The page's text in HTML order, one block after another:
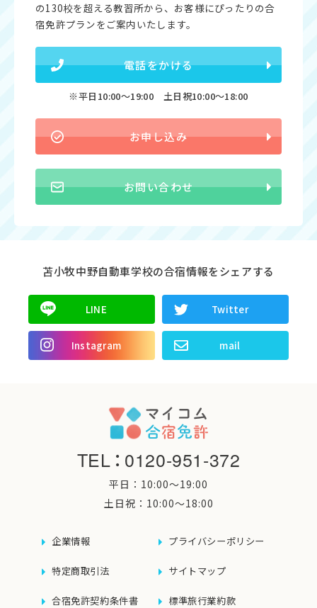
の130校を超える教習所から、お客様にぴったりの合
宿免許プランをご案内いたします。
電話をかける
※平日10:00〜19:00 土日祝10:00〜18:00
お申し込み
お問い合わせ
苫小牧中野自動車学校の合宿情報をシェアする
LINE Twitter
Instagram mail
TEL：0120-951-372
平日：10:00〜19:00
土日祝：10:00〜18:00
企業情報 プライバシーポリシー
特定商取引法 サイトマップ
合宿免許契約条件書 標準旅行業約款